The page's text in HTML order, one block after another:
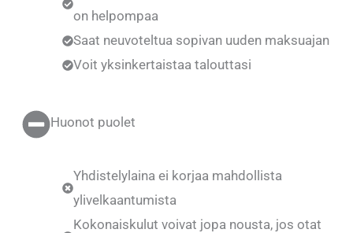
on helpompaa
Saat neuvoteltua sopivan uuden maksuajan
Voit yksinkertaistaa talouttasi
Huonot puolet
Yhdistelylaina ei korjaa mahdollista
ylivelkaantumista
Kokonaiskulut voivat jopa nousta, jos otat